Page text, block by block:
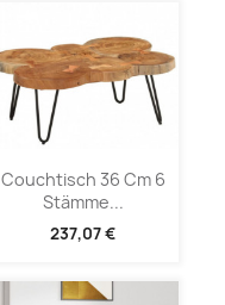
Couchtisch 36 Cm 6
Stämme...
237,07 €